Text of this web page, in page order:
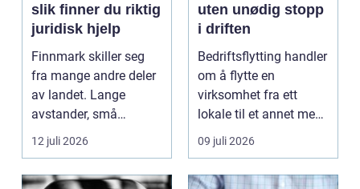
slik finner du riktig
juridisk hjelp
Finnmark skiller seg
fra mange andre deler
av landet. Lange
avstander, små
lokalsamfunn, sterk
tilkn...
12 juli 2026
uten unødig stopp
i driften
Bedriftsflytting handler
om å flytte en
virksomhet fra ett
lokale til et annet med
minst mulig...
09 juli 2026